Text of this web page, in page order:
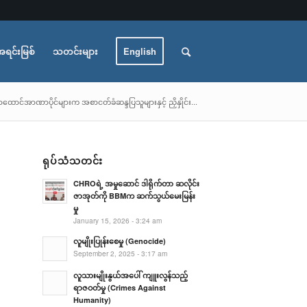
င်းမြစ် သတင်းများ English
ထောင်အာဏာပိုင်များက အစာငတ်ခံဆန္ဒပြသူများနှင့် ညှိနှိုင်း...
ရုပ်သံသတင်း
CHROရဲ့ အမှုဆောင် ဒါရိုက်တာ ဆလိုင်း
ဇာအုတ်ကို BBMက ဆက်သွယ်မေးမြန်း
မှု
January 15, 2026 - 3:24 am
လူမျိုးပြုန်းစေမှု (Genocide)
September 2, 2025 - 3:17 am
လူသားမျိုးနွယ်အပေါ် ကျူးလွန်သည့်
ရာဇဝတ်မှု (Crimes Against
Humanity)